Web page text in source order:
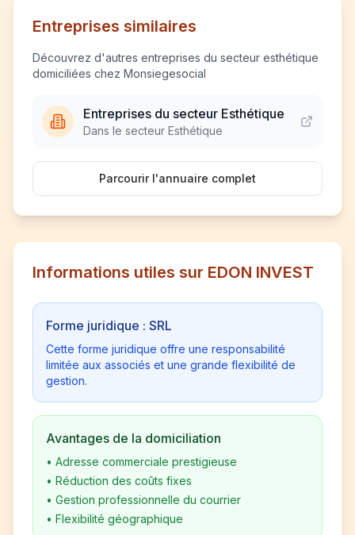
Entreprises similaires
Découvrez d'autres entreprises du secteur esthétique
domiciliées chez Monsiegesocial
Entreprises du secteur Esthétique
Dans le secteur Esthétique
Parcourir l'annuaire complet
Informations utiles sur EDON INVEST
Forme juridique : SRL
Cette forme juridique offre une responsabilité
limitée aux associés et une grande flexibilité de
gestion.
Avantages de la domiciliation
• Adresse commerciale prestigieuse
• Réduction des coûts fixes
• Gestion professionnelle du courrier
• Flexibilité géographique